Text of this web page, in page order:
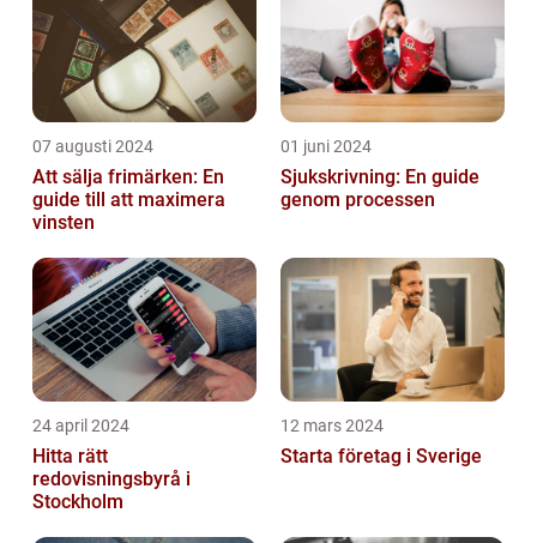
07 augusti 2024
Att sälja frimärken: En
guide till att maximera
vinsten
01 juni 2024
Sjukskrivning: En guide
genom processen
24 april 2024
Hitta rätt
redovisningsbyrå i
Stockholm
12 mars 2024
Starta företag i Sverige